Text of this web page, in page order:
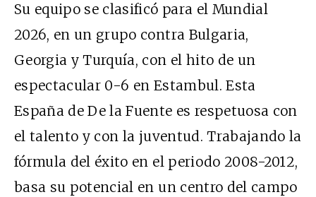
Su equipo se clasificó para el Mundial
2026, en un grupo contra Bulgaria,
Georgia y Turquía, con el hito de un
espectacular 0-6 en Estambul. Esta
España de De la Fuente es respetuosa con
el talento y con la juventud. Trabajando la
fórmula del éxito en el periodo 2008-2012,
basa su potencial en un centro del campo